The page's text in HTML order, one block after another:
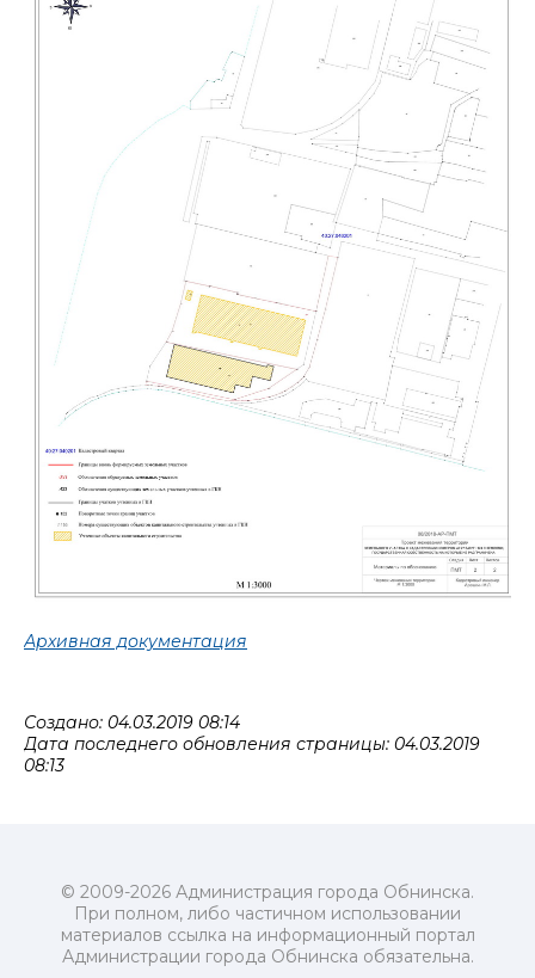
Архивная документация
Создано: 04.03.2019 08:14
Дата последнего обновления страницы: 04.03.2019
08:13
© 2009-2026 Администрация города Обнинска.
При полном, либо частичном использовании
материалов ссылка на информационный портал
Администрации города Обнинска обязательна.